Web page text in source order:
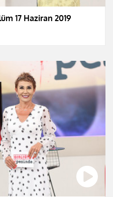
17 Haziran 2019